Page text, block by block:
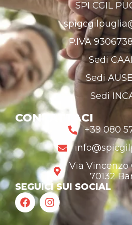
SPI CGIL
P.IVA
Sedi
Sedi
Sedi
CONTATTACI
+39 080
Via Vincenzo
70132
SEGUICI SUI SOCIAL